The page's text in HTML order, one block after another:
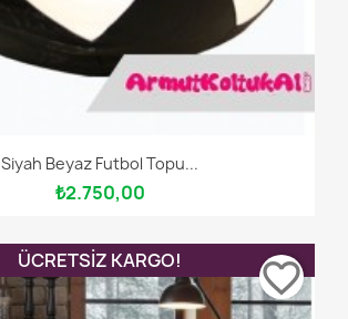
Siyah Beyaz Futbol Topu...
₺2.750,00
ÜCRETSIZ KARGO!
favorite_border